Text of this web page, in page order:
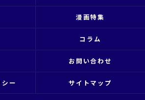
漫画特集
コラム
お問い合わせ
ー サイトマップ